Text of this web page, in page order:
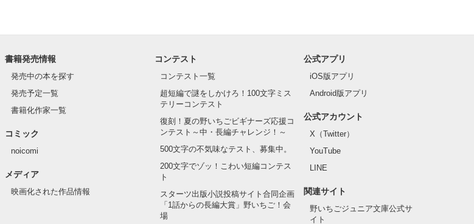
書籍発売情報
発売中の本を探す
発売予定一覧
書籍化作家一覧
コミック
noicomi
メディア
映画化された作品情報
コンテスト
コンテスト一覧
超短編で謎をしかけろ！100文字ミス
テリーコンテスト
復刻！夏の野いちごビギナーズ応援コ
ンテスト～中・長編チャレンジ！～
500文字の不気味なテスト、募集中。
200文字でゾッ！こわい短編コンテス
ト
スターツ出版小説投稿サイト合同企画
「1話からの長編大賞」野いちご！会
場
公式アプリ
iOS版アプリ
Android版アプリ
公式アカウント
X（Twitter）
YouTube
LINE
関連サイト
野いちごジュニア文庫公式サ
イト